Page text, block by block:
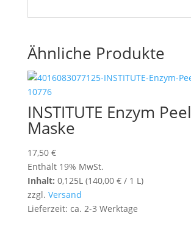
Ähnliche Produkte
INSTITUTE Enzym
Maske
17,50 €
Enthält 19% MwSt.
Inhalt: 0,125L (140,00 €/ 1 L)
zzgl. Versand
Lieferzeit: ca. 2-3 Werktage